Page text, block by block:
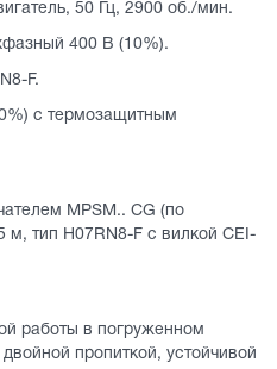
50 Гц, 2900 об./мин.
400 В (10%).
F.
с термозащитным
MPSM.. CG (по
м, тип H07RN8-F с вилкой CEI-
работы в погруженном
пропиткой, устойчивой